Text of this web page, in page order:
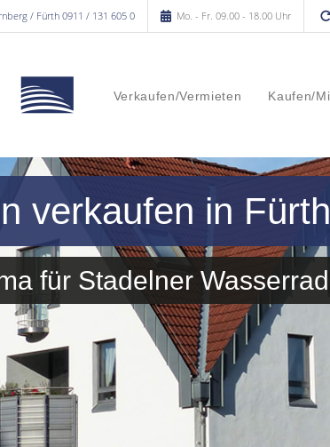
/ Fürth 0911 / 131 605 0 Mo. - Fr. 09.00 - 18.00 Uhr
Verkaufen/Vermieten Kaufen/
verkaufen in
für Stadelner